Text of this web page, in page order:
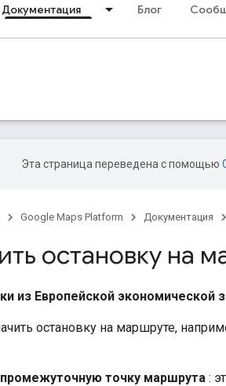
Документация Блог
Эта страница переведена с помощью
Google Maps Platform Документация
остановку на
из Европейской экономической
остановку на маршруте,
точку маршрута :